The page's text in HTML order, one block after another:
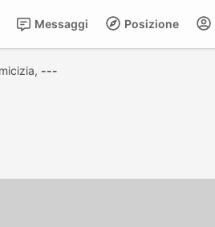
Posizione
Messaggi
---